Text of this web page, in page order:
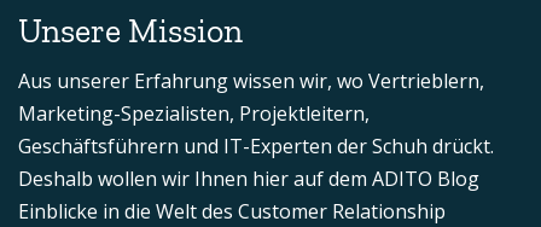
Unsere Mission
Aus unserer Erfahrung wissen wir, wo Vertrieblern,
Marketing-Spezialisten, Projektleitern,
Geschäftsführern und IT-Experten der Schuh drückt.
Deshalb wollen wir Ihnen hier auf dem ADITO Blog
Einblicke in die Welt des Customer Relationship